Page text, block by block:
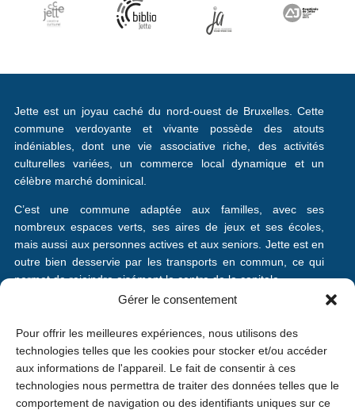
Gérer le consentement
Pour offrir les meilleures expériences, nous utilisons des
technologies telles que les cookies pour stocker et/ou accéder
aux informations de l'appareil. Le fait de consentir à ces
technologies nous permettra de traiter des données telles que le
comportement de navigation ou des identifiants uniques sur ce
Jette est un joyau caché du nord-ouest de Bruxelles. Cette
commune verdoyante et vivante possède des atouts
indéniables, dont une vie associative riche, des activités
culturelles variées, un commerce local dynamique et un
célèbre marché dominical.
C’est une commune adaptée aux familles, avec ses
nombreux espaces verts, ses aires de jeux et ses écoles,
mais aussi aux personnes actives et aux seniors. Jette est en
outre bien desservie par les transports en commun, ce qui
permet de rejoindre aisément le centre de la capitale.
Culture
Familles